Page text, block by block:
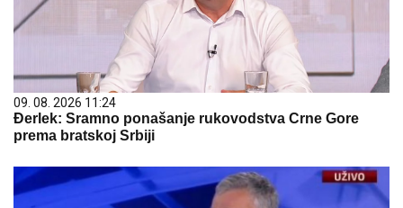
09. 08. 2026 11:24
Đerlek: Sramno ponašanje rukovodstva Crne Gore
prema bratskoj Srbiji